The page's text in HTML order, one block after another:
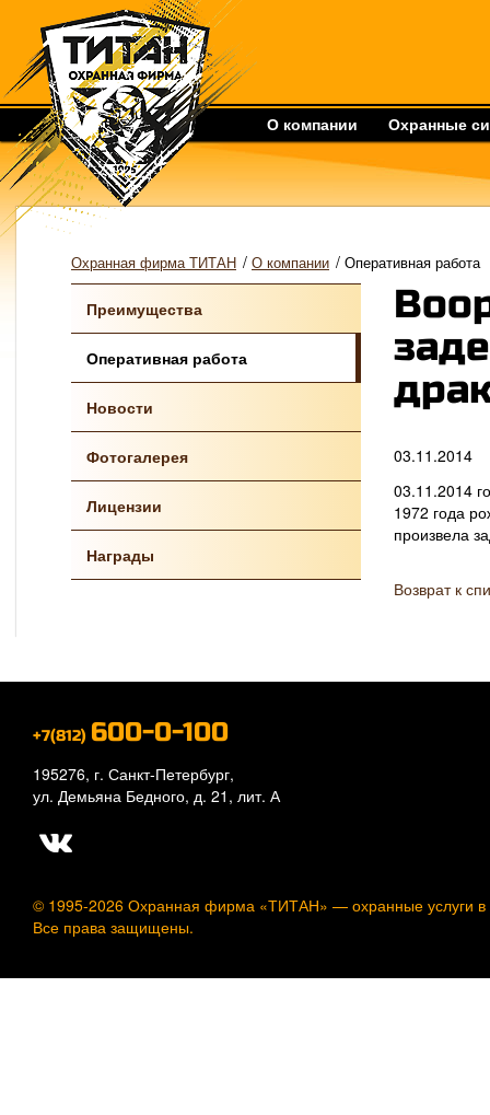
О компании Охранные
Охранная фирма ТИТАН / О компании / Оперативная работа
Преимущества
Оперативная работа
Новости
Фотогалерея
Лицензии
Награды
03.11.2014
03.11.2014
1972 года
произвела
Возврат к
+7(812) 600-0-100
195276, г. Санкт-Петербург,
ул. Демьяна Бедного, д. 21, лит. А
© 1995-2026 Охранная фирма «ТИТАН» — охранные услуги
Все права защищены.